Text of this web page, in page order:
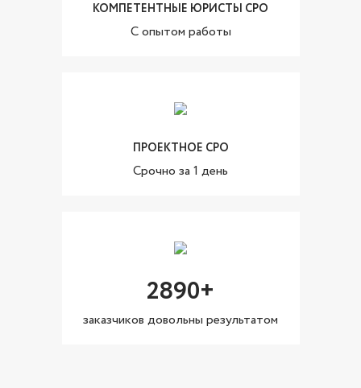
КОМПЕТЕНТНЫЕ ЮРИСТЫ СРО
C опытом работы
ПРОЕКТНОЕ СРО
Cрочно за 1 день
2890+
заказчиков довольны результатом